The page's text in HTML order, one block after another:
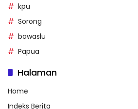
kpu
Sorong
bawaslu
Papua
Halaman
Home
Indeks Berita